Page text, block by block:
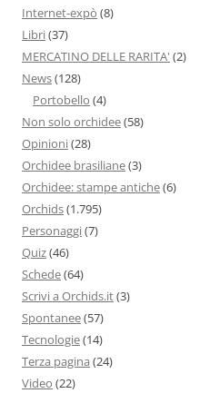
Internet-expò (8)
Libri(37)
MERCATINO DELLE RARITA' (2)
News(128)
Portobello (4)
Non solo orchidee(58)
Opinioni(28)
Orchidee brasiliane(3)
Orchidee: stampe antiche(6)
Orchids(1.795)
Personaggi(7)
Quiz(46)
Schede(64)
Scrivi a Orchids.it(3)
Spontanee(57)
Tecnologie(14)
Terza pagina (24)
Video (22)